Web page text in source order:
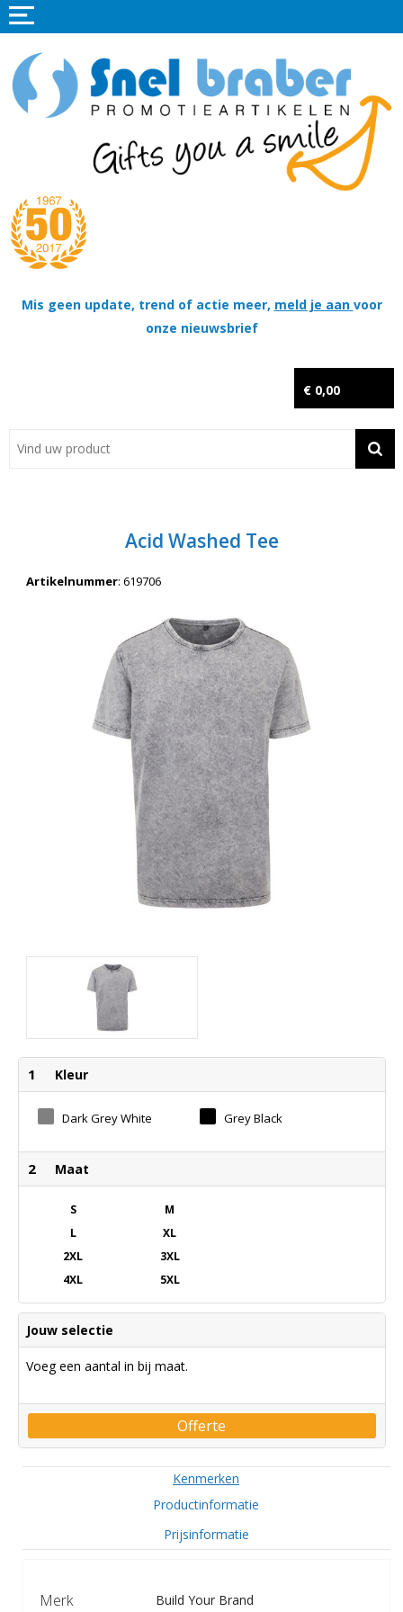
Mis geen update, trend of actie meer, meld je aan voor
onze nieuwsbrief
€ 0,00
Home
Promotieartikelen
Tassen
Thema's
Contact
Wil je snel een advies? Bel nu 053-7920045 of 06-55731304
Acid Washed Tee
Artikelnummer: 619706
1 Kleur
Dark Grey White Grey Black
2 Maat
S
M
L
XL
2XL
3XL
4XL
5XL
Jouw selectie
Voeg een aantal in bij maat.
Offerte
Kenmerken
Productinformatie
Prijsinformatie
Merk Build Your Brand